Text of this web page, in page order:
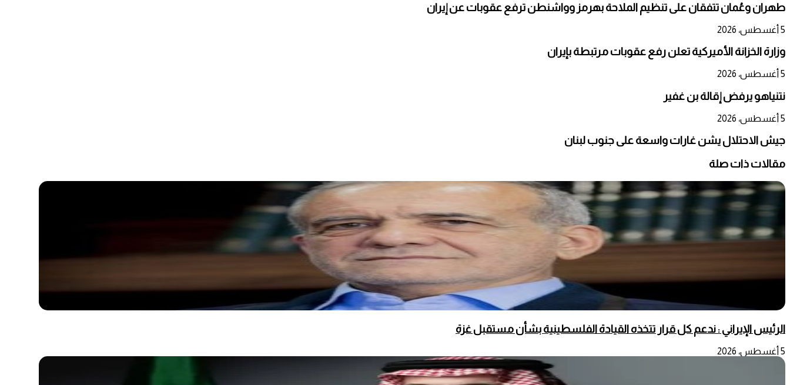
طهران وعُمان تتفقان على تنظيم الملاحة بهرمز وواشنطن ترفع عقوبات عن إيران
5 أغسطس، 2026
وزارة الخزانة الأميركية تعلن رفع عقوبات مرتبطة بإيران
5 أغسطس، 2026
نتنياهو يرفض إقالة بن غفير
5 أغسطس، 2026
جيش الاحتلال يشن غارات واسعة على جنوب لبنان
مقالات ذات صلة
الرئيس الإيراني : ندعم كل قرار تتخذه القيادة الفلسطينية بشأن مستقبل غزة
5 أغسطس، 2026